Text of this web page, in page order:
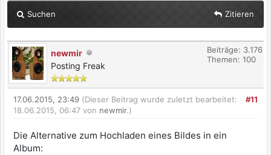
Suchen Zitieren
newmir
Posting Freak
Beiträge: 3.176
Themen: 100
#11
17.06.2015, 23:49 (Dieser Beitrag wurde zuletzt bearbeitet:
18.06.2015, 06:47 von newmir.)
Die Alternative zum Hochladen eines Bildes in ein
Album: